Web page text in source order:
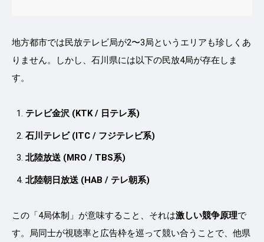
地方都市では民放テレビ局が2〜3局というエリアも珍しくあ
りません。しかし、石川県には以下の民放4局が存在しま
す。
テレビ金沢 (KTK / 日テレ系)
石川テレビ (ITC / フジテレビ系)
北陸放送 (MRO / TBS系)
北陸朝日放送 (HAB / テレ朝系)
この「4局体制」が意味すること、それは激しい競争原理で
す。局同士が視聴率と広告枠を巡って競い合うことで、他県